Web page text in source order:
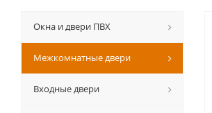
Окна и двери ПВХ
Межкомнатные двери
Входные двери